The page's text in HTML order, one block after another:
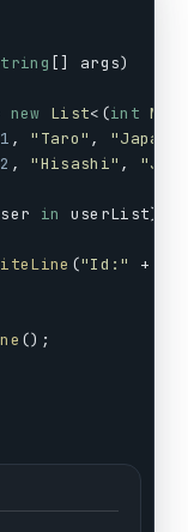
[] args)
new List<(int No
1 , "Taro" , "Japan"
2 , "Hisashi" ,
in userList)
("Id:" +
();